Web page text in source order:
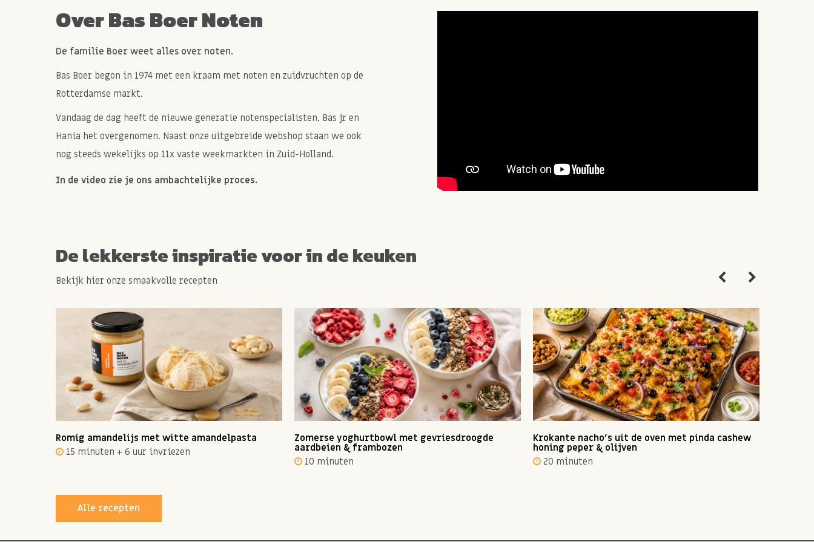
Over Bas Boer Noten
De familie Boer weet alles over noten.
Bas Boer begon in 1974 met een kraam met noten en zuidvruchten op de
Rotterdamse markt.
Vandaag de dag heeft de nieuwe generatie notenspecialisten, Bas jr en
Hania het overgenomen. Naast onze uitgebreide webshop staan we ook
nog steeds wekelijks op 11x vaste weekmarkten in Zuid-Holland.
In de video zie je ons ambachtelijke proces.
De lekkerste inspiratie voor in de keuken
Bekijk hier onze smaakvolle recepten
Romig amandelijs met witte amandelpasta
15 minuten + 6 uur invriezen
Zomerse yoghurtbowl met gevriesdroogde
aardbeien & frambozen
10 minuten
Krokante nacho's uit de oven met pinda cashew
honing peper & olijven
20 minuten
Alle recepten